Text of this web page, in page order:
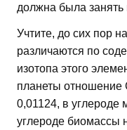
должна была
Учтите, до сих пор
различаются по
изотопа этого
планеты отношение
0,01124, в
углероде